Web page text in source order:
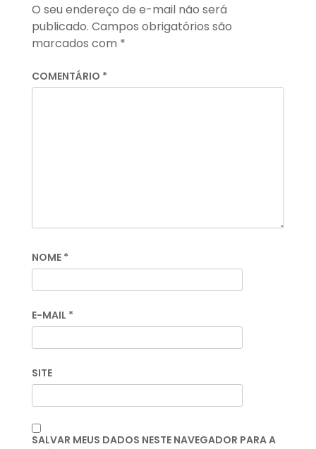
O seu endereço de e-mail não será
publicado. Campos obrigatórios são
marcados com *
COMENTÁRIO *
NOME *
E-MAIL *
SITE
SALVAR MEUS DADOS NESTE NAVEGADOR PARA A